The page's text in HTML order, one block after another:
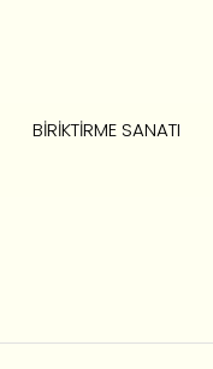
BIRIKTIRME SANATI